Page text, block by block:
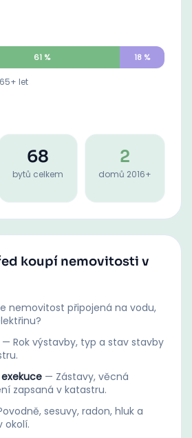
61 % 18 %
65+ let
68
bytů celkem
2
domů 2016+
koupí nemovitosti v
nemovitost připojená na vodu,
— Rok výstavby, typ a stav stavby
— Zástavy, věcná
zapsaná v katastru.
sesuvy, radon, hluk a
okolí.